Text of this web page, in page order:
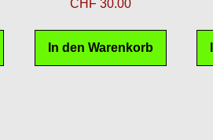
CHF30.00
In den Warenkorb